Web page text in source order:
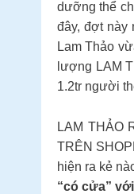
dưỡng thể
đây, đợt này
Lam Thảo
lượng LAM
1.2tr người
LAM THẢO
TRÊN
hiện ra kẻ
“có cửa”